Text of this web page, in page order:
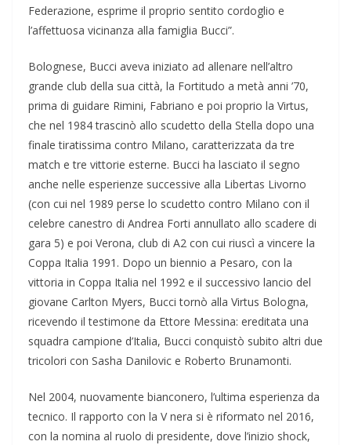
Federazione, esprime il proprio sentito cordoglio e
l’affettuosa vicinanza alla famiglia Bucci”.
Bolognese, Bucci aveva iniziato ad allenare nell’altro
grande club della sua città, la Fortitudo a metà anni ’70,
prima di guidare Rimini, Fabriano e poi proprio la Virtus,
che nel 1984 trascinò allo scudetto della Stella dopo una
finale tiratissima contro Milano, caratterizzata da tre
match e tre vittorie esterne. Bucci ha lasciato il segno
anche nelle esperienze successive alla Libertas Livorno
(con cui nel 1989 perse lo scudetto contro Milano con il
celebre canestro di Andrea Forti annullato allo scadere di
gara 5) e poi Verona, club di A2 con cui riuscì a vincere la
Coppa Italia 1991. Dopo un biennio a Pesaro, con la
vittoria in Coppa Italia nel 1992 e il successivo lancio del
giovane Carlton Myers, Bucci tornò alla Virtus Bologna,
ricevendo il testimone da Ettore Messina: ereditata una
squadra campione d’Italia, Bucci conquistò subito altri due
tricolori con Sasha Danilovic e Roberto Brunamonti.
Nel 2004, nuovamente bianconero, l’ultima esperienza da
tecnico. Il rapporto con la V nera si è riformato nel 2016,
con la nomina al ruolo di presidente, dove l’inizio shock,